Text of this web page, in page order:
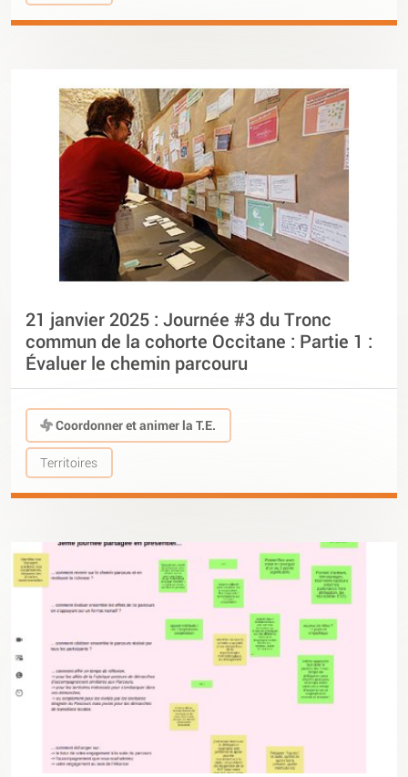
21 janvier 2025 : Journée #3 du Tronc
commun de la cohorte Occitane : Partie 1 :
Évaluer le chemin parcouru
Coordonner et animer la T.E.
Territoires